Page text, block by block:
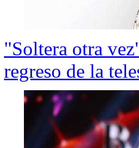
"Soltera otra
regreso de la